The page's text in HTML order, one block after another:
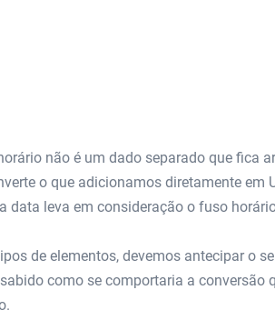
não é um dado separado que fica
o que adicionamos diretamente em
data leva em consideração o fuso
de elementos, devemos antecipar o
como se comportaria a conversão